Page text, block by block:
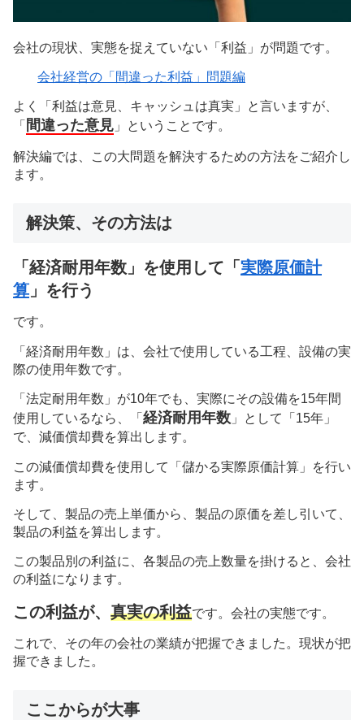
会社の現状、実態を捉えていない「利益」が問題です。
会社経営の「間違った利益」問題編
よく「利益は意見、キャッシュは真実」と言いますが、
「 間違った意見 」ということです。
解決編では、この大問題を解決するための方法をご紹介し
ます。
解決策、その方法は
「経済耐用年数」を使用して「 実際原価計
算 」を行う
です。
「経済耐用年数」は、会社で使用している工程、設備の実
際の使用年数です。
「法定耐用年数」が10年でも、実際にその設備を15年間
使用しているなら、「 経済耐用年数 」として「15年」
で、減価償却費を算出します。
この減価償却費を使用して「儲かる実際原価計算」を行い
ます。
そして、製品の売上単価から、製品の原価を差し引いて、
製品の利益を算出します。
この製品別の利益に、各製品の売上数量を掛けると、会社
の利益になります。
この利益が、 真実の利益です。会社の実態です。
これで、その年の会社の業績が把握できました。現状が把
握できました。
ここからが大事